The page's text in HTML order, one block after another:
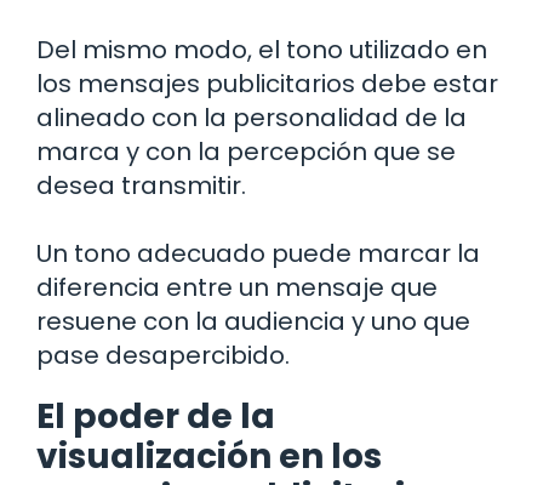
Del mismo modo, el tono utilizado en
los mensajes publicitarios debe estar
alineado con la personalidad de la
marca y con la percepción que se
desea transmitir.
Un tono adecuado puede marcar la
diferencia entre un mensaje que
resuene con la audiencia y uno que
pase desapercibido.
El poder de la
visualización en los